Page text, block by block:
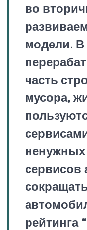
во
модели. В
часть
мусора,
ненужных
сервисов
рейтинга